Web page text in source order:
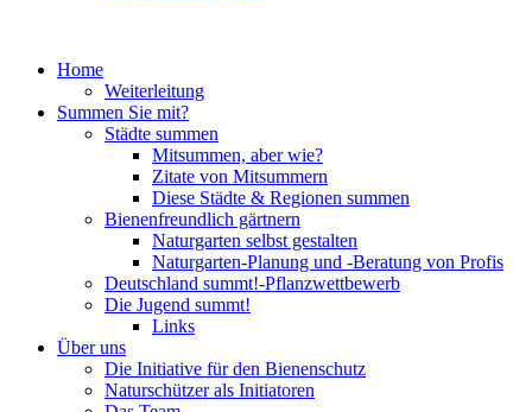
Home
Weiterleitung
Summen Sie mit?
Städte summen
Mitsummen, aber wie?
Zitate von Mitsummern
Diese Städte & Regionen summen
Bienenfreundlich gärtnern
Naturgarten selbst gestalten
Naturgarten-Planung und -Beratung von Profis
Deutschland summt!-Pflanzwettbewerb
Die Jugend summt!
Links
Über uns
Die Initiative für den Bienenschutz
Naturschützer als Initiatoren